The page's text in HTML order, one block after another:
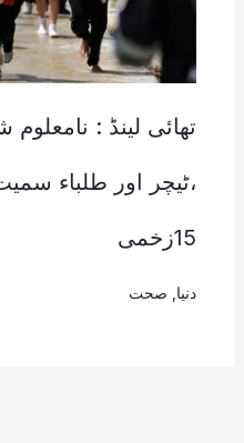
تھائی لینڈ :
15زخمی
دنیا صحت